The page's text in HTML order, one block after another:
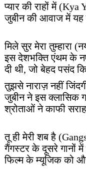
प्यार की राहों में
जुबीन की आवाज में यह
मिले सुर मेरा तुम्हारा
इस देशभक्ति एंथम के
दी थी, जो बेहद पसंद
तुझसे नाराज़ नहीं
जुबीन ने इस क्लासिक
श्रोताओं ने काफी
तू ही मेरी शब है
गैंगस्टर के दूसरे गानों
फिल्म के म्यूजिक को